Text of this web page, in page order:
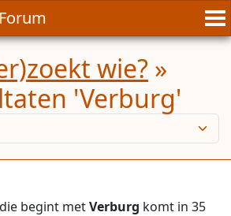
wie? »
'Verburg'
begint metVerburg komt in 35